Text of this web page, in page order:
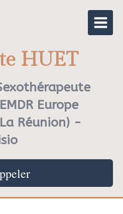
HUET
Europe
Réunion) -